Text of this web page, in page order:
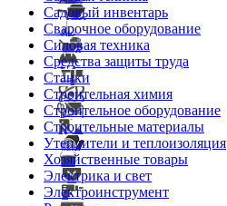
Садовый инвентарь
Сварочное оборудование
Силовая техника
Средства защиты труда
Станки
Строительная химия
Строительное оборудование
Строительные материалы
Утеплители и теплоизоляция
Хозяйственные товары
Электрика и свет
Электроинструмент